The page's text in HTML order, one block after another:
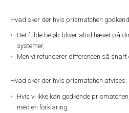
Hvad sker der hvis prismatchen
Det fulde beløb bliver altid hævet på
systemer,
Men vi refunderer differencen så snart
Hvad sker der hvis prismatchen afvises:
Hvis vi ikke kan godkende
med en forklaring.